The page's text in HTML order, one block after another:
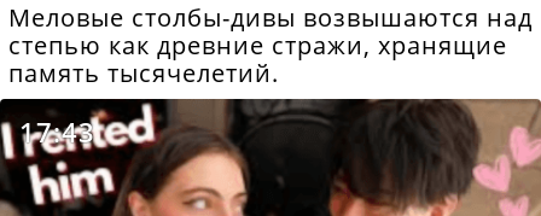
Меловые столбы-дивы возвышаются над
степью как древние стражи, хранящие
память тысячелетий.
17:43